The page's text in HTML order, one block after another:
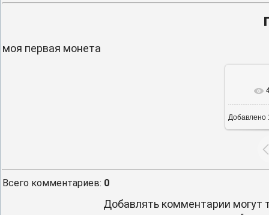
моя первая монета
В
Добавлено
Всего комментариев: 0
Добавлять комментарии могут